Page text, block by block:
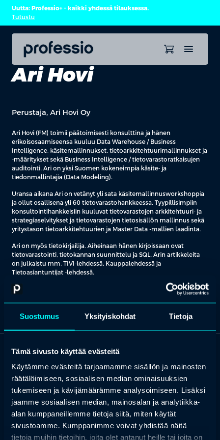
Suostumus Yksityiskohdat Tietoja
Tämä sivusto käyttää evästeitä
Käytämme evästeitä tarjoamamme sisällön ja mainosten
räätälöimiseen, sosiaalisen median ominaisuuksien
tukemiseen ja kävijämäärämme analysoimiseen. Lisäksi
jaamme sosiaalisen median, mainosalan ja analytiikka-
alan kumppaneillemme tietoja siitä, miten käytät
sivustoamme. Kumppanimme voivat yhdistää näitä
tietoja muihin tietoihin, joita olet antanut heille tai joita on
Uutta: Professio+ – kaikki yhdessä tilauksessa.
Tutustu
Ari Hovi
Perustaja, Ari Hovi Oy
Ari Hovi (FM) toimii päätoimisesti konsulttina ja hänen
erikoisosaamiseensa kuuluu Data Warehouse / Business
Intelligence, käsitemallinnukset, tietoarkkitehtuurimallinnukset ja
-määritykset sekä Business Intelligence / tietovarastoratkaisujen
auditointi. Ari on yksi Suomen kokeneimpia käsite- ja
tiedonmallintajia (Data Modeling).
Uransa aikana Ari on vetänyt yli sata käsitemallinnusworkshoppia
ja ollut osallisena yli 60 tietovarastohankkeessa. Tyypillisimpiin
konsultointihankkeisiin kuuluvat tietovarastojen arkkitehtuuri- ja
strategiaselvitykset ja tietovarastojen tietosisällön mallinnus sekä
yritystason tietoarkkitehtuurien ja Master Data -mallien laadinta.
Ari on myös tietokirjailija. Aiheinaan hänen kirjoissaan ovat
tietovarastointi, tietokannan suunnittelu ja SQL. Arin artikkeleita
on julkaistu mm. TIVI-lehdessä, Kauppalehdessä ja
Tietoasiantuntijat -lehdessä.
Lähde: Ari Hovi Oy
Keilaranta 1 A, 02150 Espoo
+358 (0)20 780 6220
asiakaspalvelu@professio.fi